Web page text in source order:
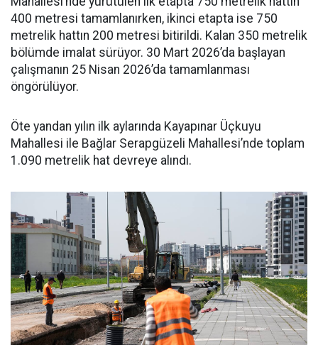
400 metresi tamamlanırken, ikinci etapta ise 750
metrelik hattın 200 metresi bitirildi. Kalan 350 metrelik
bölümde imalat sürüyor. 30 Mart 2026’da başlayan
çalışmanın 25 Nisan 2026’da tamamlanması
öngörülüyor.
Öte yandan yılın ilk aylarında Kayapınar Üçkuyu
Mahallesi ile Bağlar Serapgüzeli Mahallesi’nde toplam
1.090 metrelik hat devreye alındı.